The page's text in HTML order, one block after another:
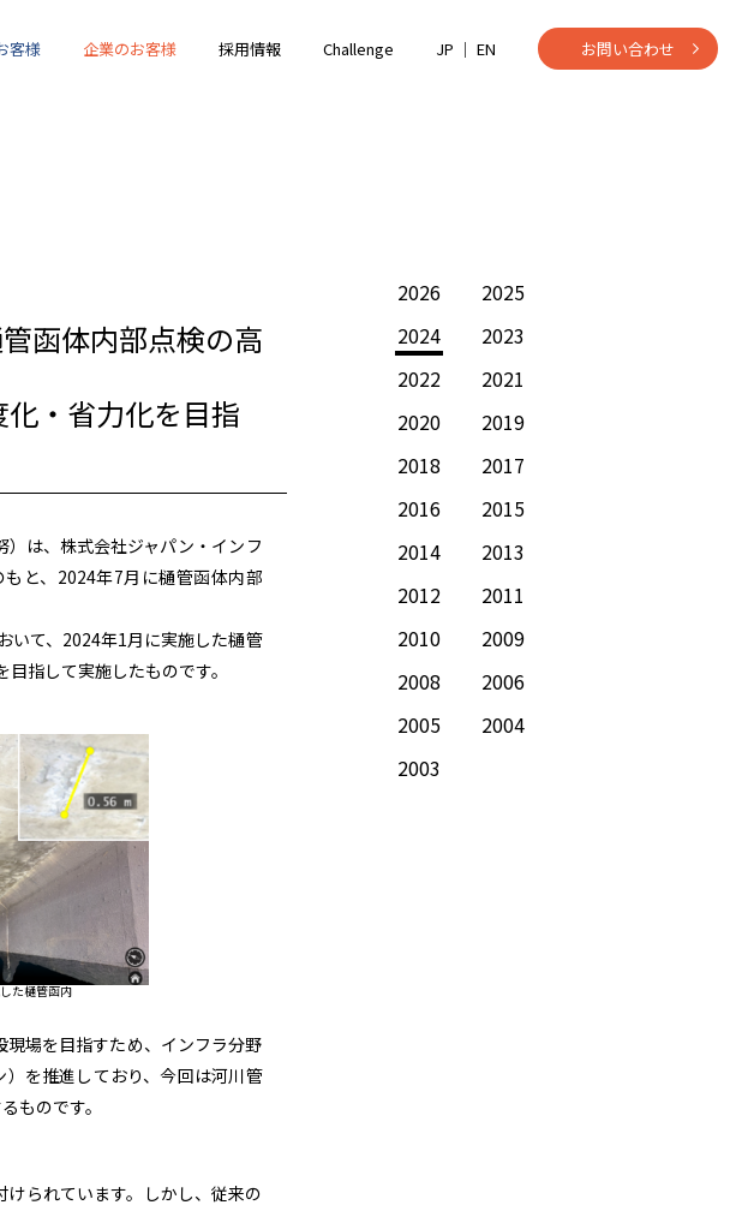
客様 企業のお客様 採用情報 Challenge JP ｜ EN お問い合わせ
函体内部点検の高
・省力化を目指
は、株式会社ジャパン・インフ
と、2024年7月に樋管函体内部
いて、2024年1月に実施した樋管
指して実施したものです。
た樋管函内
場を目指すため、インフラ分野
を推進しており、今回は河川管
ものです。
られています。しかし、従来の
2026
2025
2024
2023
2022
2021
2020
2019
2018
2017
2016
2015
2014
2013
2012
2011
2010
2009
2008
2006
2005
2004
2003